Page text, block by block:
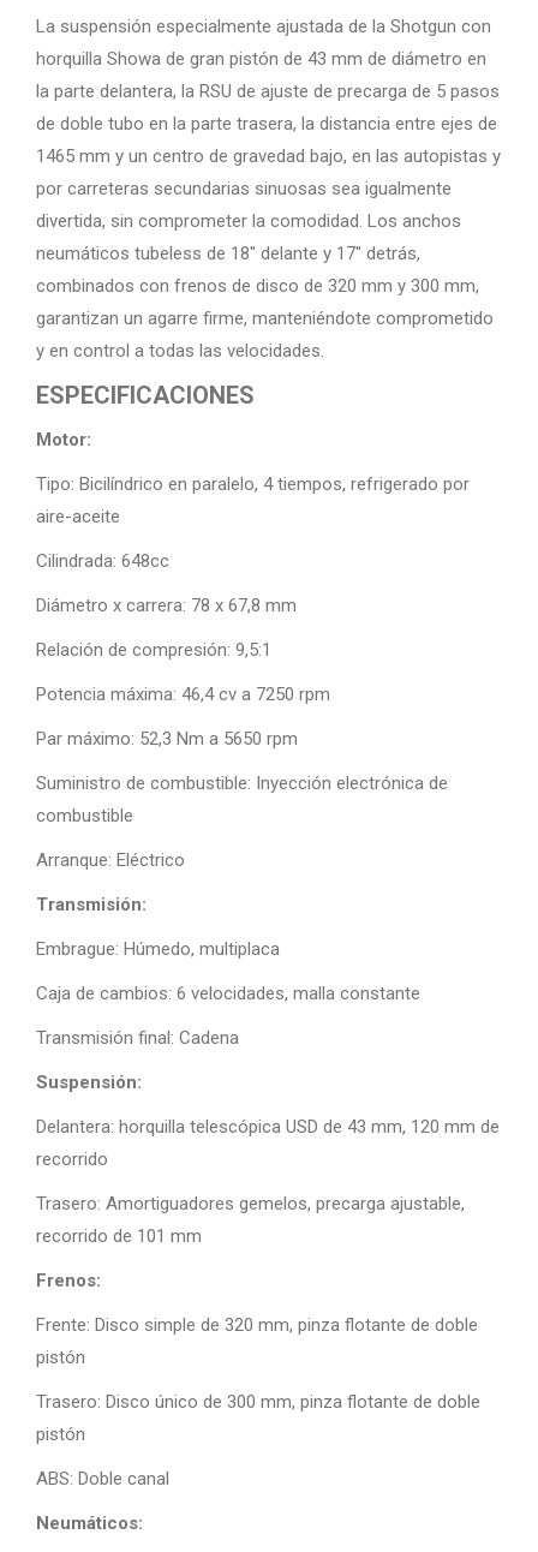
La suspensión especialmente ajustada de la Shotgun con
horquilla Showa de gran pistón de 43 mm de diámetro en
la parte delantera, la RSU de ajuste de precarga de 5 pasos
de doble tubo en la parte trasera, la distancia entre ejes de
1465 mm y un centro de gravedad bajo, en las autopistas y
por carreteras secundarias sinuosas sea igualmente
divertida, sin comprometer la comodidad. Los anchos
neumáticos tubeless de 18″ delante y 17″ detrás,
combinados con frenos de disco de 320 mm y 300 mm,
garantizan un agarre firme, manteniéndote comprometido
y en control a todas las velocidades.
ESPECIFICACIONES
Motor:
Tipo: Bicilíndrico en paralelo, 4 tiempos, refrigerado por
aire-aceite
Cilindrada: 648cc
Diámetro x carrera: 78 x 67,8 mm
Relación de compresión: 9,5:1
Potencia máxima: 46,4 cv a 7250 rpm
Par máximo: 52,3 Nm a 5650 rpm
Suministro de combustible: Inyección electrónica de
combustible
Arranque: Eléctrico
Transmisión:
Embrague: Húmedo, multiplaca
Caja de cambios: 6 velocidades, malla constante
Transmisión final: Cadena
Suspensión:
Delantera: horquilla telescópica USD de 43 mm, 120 mm de
recorrido
Trasero: Amortiguadores gemelos, precarga ajustable,
recorrido de 101 mm
Frenos:
Frente: Disco simple de 320 mm, pinza flotante de doble
pistón
Trasero: Disco único de 300 mm, pinza flotante de doble
pistón
ABS: Doble canal
Neumáticos: